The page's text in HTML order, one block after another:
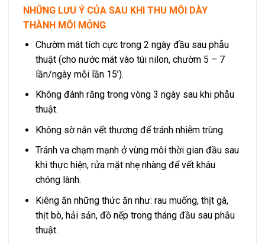
NHỮNG LƯU Ý CỦA SAU KHI THU MÔI DÀY
THÀNH MÔI MỎNG
Chườm mát tích cực trong 2 ngày đầu sau phẫu
thuật (cho nước mát vào túi nilon, chườm 5 – 7
lần/ngày mỗi lần 15’).
Không đánh răng trong vòng 3 ngày sau khi phẫu
thuật.
Không sờ nắn vết thương để tránh nhiễm trùng.
Tránh va chạm mạnh ở vùng môi thời gian đầu sau
khi thực hiện, rửa mặt nhẹ nhàng để vết khâu
chóng lành.
Kiêng ăn những thức ăn như: rau muống, thịt gà,
thịt bò, hải sản, đồ nếp trong tháng đầu sau phẫu
thuật.